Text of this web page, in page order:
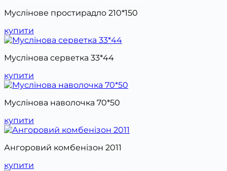
Муслінове простирадло 210*150
купити
Муслінова серветка 33*44
купити
Муслінова наволочка 70*50
купити
Ангоровий комбенізон 2011
купити